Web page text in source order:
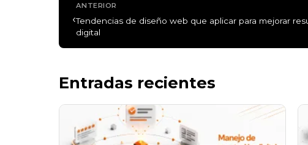
‹
ANTERIOR
Tendencias de diseño web que aplicar para mejorar
digital
Entradas recientes